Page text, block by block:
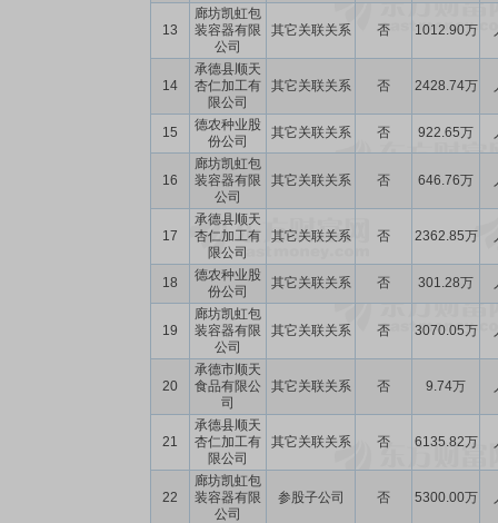
13
廊坊凯虹包
装容器有限
公司
其它关联关系 否 1012.90万
14
承德县顺天
杏仁加工有
限公司
其它关联关系 否 2428.74万
15
德农种业股
份公司
其它关联关系 否 922.65万
16
廊坊凯虹包
装容器有限
公司
其它关联关系 否 646.76万
17
承德县顺天
杏仁加工有
限公司
其它关联关系 否 2362.85万
18
德农种业股
份公司
其它关联关系 否 301.28万
19
廊坊凯虹包
装容器有限
公司
其它关联关系 否 3070.05万
20
承德市顺天
食品有限公
司
其它关联关系 否 9.74万
21
承德县顺天
杏仁加工有
限公司
其它关联关系 否 6135.82万
22
廊坊凯虹包
装容器有限
公司
参股子公司 否 5300.00万